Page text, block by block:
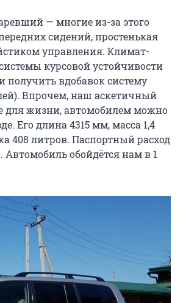
— многие из-за этого
сидений, простенькая
управления. Климат-
курсовой устойчивости
получить вдобавок систему
Впрочем, наш аскетичный
для жизни, автомобилем можно
Его длина 4315 мм, масса 1,4
408 литров. Паспортный расход
Автомобиль обойдётся нам в 1